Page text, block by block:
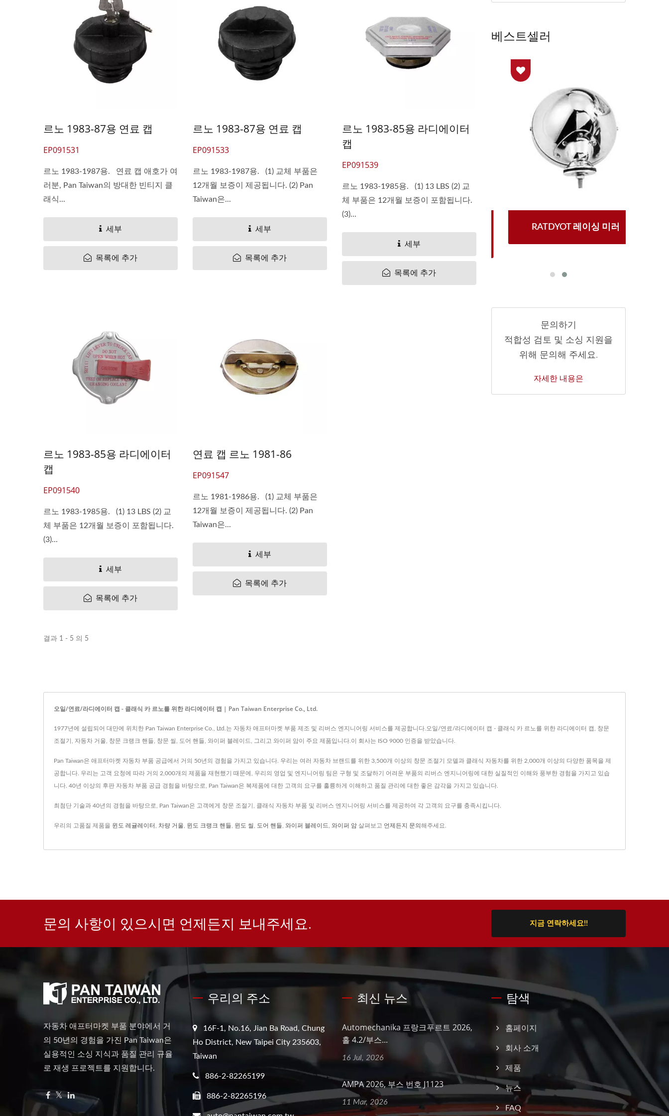
르노 1983-87용 연료 캡
EP091531
르노 1983-1987용. 연료 캡 애호가 여
러분, Pan Taiwan의 방대한 빈티지 클
래식...
세부
목록에 추가
르노 1983-87용 연료 캡
EP091533
르노 1983-1987용. (1) 교체 부품은
12개월 보증이 제공됩니다. (2) Pan
Taiwan은...
세부
목록에 추가
르노 1983-85용 라디에이터
캡
EP091539
르노 1983-1985용. (1) 13 LBS (2) 교
체 부품은 12개월 보증이 포함됩니다.
(3)...
세부
목록에 추가
르노 1983-85용 라디에이터
캡
EP091540
르노 1983-1985용. (1) 13 LBS (2) 교
체 부품은 12개월 보증이 포함됩니다.
(3)...
세부
목록에 추가
연료 캡 르노 1981-86
EP091547
르노 1981-1986용. (1) 교체 부품은
12개월 보증이 제공됩니다. (2) Pan
Taiwan은...
세부
목록에 추가
결과 1 - 5 의 5
베스트셀러
BT-50 / 레인저 2006-11 창문
조절기
RATDYOT 레이싱 미러
조절기
RATDYOT 레이싱 미러
문의하기
적합성 검토 및 소싱 지원을
위해 문의해 주세요.
자세한 내용은
오일/연료/라디에이터 캡 - 클래식 카 르노를 위한 라디에이터 캡 | Pan Taiwan Enterprise Co., Ltd.
1977년에 설립되어 대만에 위치한 Pan Taiwan Enterprise Co., Ltd.는 자동차 애프터마켓 부품 제조 및 리버스 엔지니어링 서비스를 제공합니다.오일/연료/라디에이터 캡 - 클래식 카 르노를 위한 라디에이터 캡, 창문
조절기, 자동차 거울, 창문 크랭크 핸들, 창문 씰, 도어 핸들, 와이퍼 블레이드, 그리고 와이퍼 암이 주요 제품입니다.이 회사는 ISO 9000 인증을 받았습니다.
Pan Taiwan은 애프터마켓 자동차 부품 공급에서 거의 50년의 경험을 가지고 있습니다. 우리는 여러 자동차 브랜드를 위한 3,500개 이상의 창문 조절기 모델과 클래식 자동차를 위한 2,000개 이상의 다양한 품목을 제
공합니다. 우리는 고객 요청에 따라 거의 2,000개의 제품을 재현했기 때문에, 우리의 영업 및 엔지니어링 팀은 구형 및 조달하기 어려운 부품의 리버스 엔지니어링에 대한 실질적인 이해와 풍부한 경험을 가지고 있습
니다. 40년 이상의 후판 자동차 부품 공급 경험을 바탕으로, Pan Taiwan은 복제품에 대한 고객의 요구를 훌륭하게 이해하고 품질 관리에 대한 좋은 감각을 가지고 있습니다.
최첨단 기술과 40년의 경험을 바탕으로, Pan Taiwan은 고객에게 창문 조절기, 클래식 자동차 부품 및 리버스 엔지니어링 서비스를 제공하여 각 고객의 요구를 충족시킵니다.
우리의 고품질 제품을 윈도 레귤레이터 차량 거울 윈도 크랭크 핸들 윈도 씰 도어 핸들 와이퍼 블레이드 와이퍼 암 살펴보고 언제든지 문의 해주세요.
문의 사항이 있으시면 언제든지 보내주세요. 지금 연락하세요!!
자동차 애프터마켓 부품 분야에서 거
의 50년의 경험을 가진 Pan Taiwan은
실용적인 소싱 지식과 품질 관리 규율
로 재생 프로젝트를 지원합니다.
우리의 주소
16F-1, No.16, Jian Ba Road, Chung
Ho District, New Taipei City 235603,
Taiwan
886-2-82265199
886-2-82265196
최신 뉴스
Automechanika 프랑크푸르트 2026,
홀 4.2/부스...
16 Jul, 2026
AMPA 2026, 부스 번호 J1123
11 Mar, 2026
탐색
홈페이지
회사 소개
제품
뉴스
FAQ